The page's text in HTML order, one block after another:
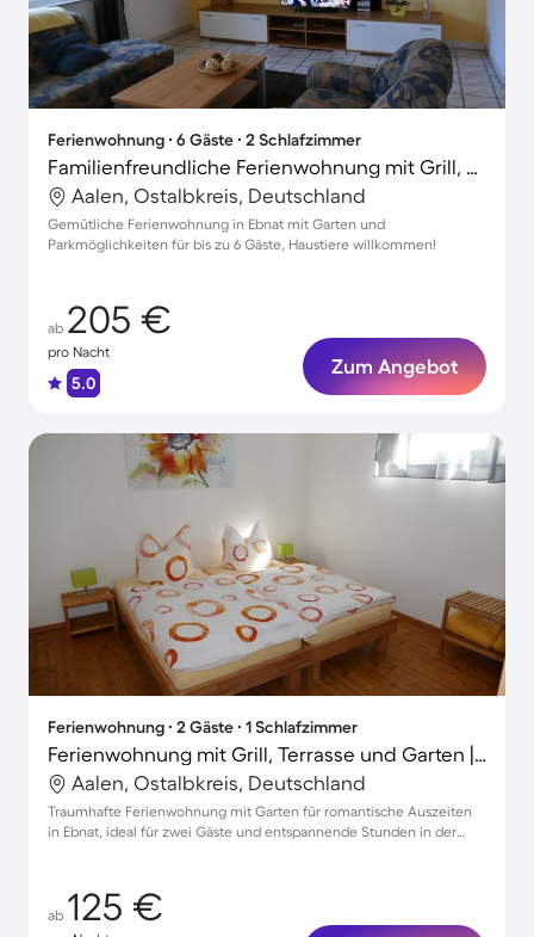
Ferienwohnung ∙ 6 Gäste ∙ 2 Schlafzimmer
Familienfreundliche Ferienwohnung mit Grill, Terrasse und Garten | Gartenblick | Perfekt für die Arbeit von Zuhause | Haustiere sind willkommen
Aalen, Ostalbkreis, Deutschland
Gemütliche Ferienwohnung in Ebnat mit Garten und
Parkmöglichkeiten für bis zu 6 Gäste, Haustiere willkommen!
ab 205 €
pro Nacht
5.0
Zum Angebot
Ferienwohnung ∙ 2 Gäste ∙ 1 Schlafzimmer
Ferienwohnung mit Grill, Terrasse und Garten | Gartenblick
Aalen, Ostalbkreis, Deutschland
Traumhafte Ferienwohnung mit Garten für romantische Auszeiten
in Ebnat, ideal für zwei Gäste und entspannende Stunden in der
ab 125 €